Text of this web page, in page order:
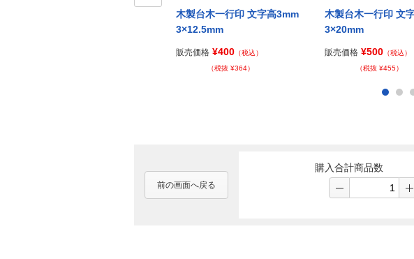
木製台木一行印 文字高3mm
3×12.5mm
販売価格 ¥400 （税込）
（税抜 ¥364）
木製台木一行印 文
3×20mm
販売価格 ¥500 （税込）
（税抜 ¥455）
前の画面へ戻る
購入合計商品数